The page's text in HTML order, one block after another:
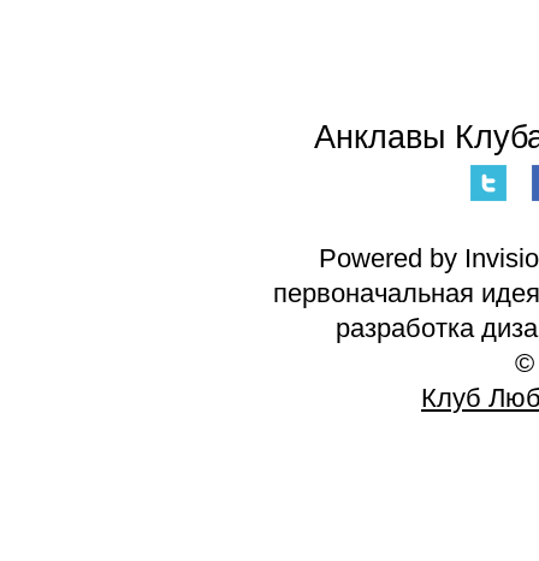
Анклавы
Powered by
первоначальная
разработка
©
Клуб